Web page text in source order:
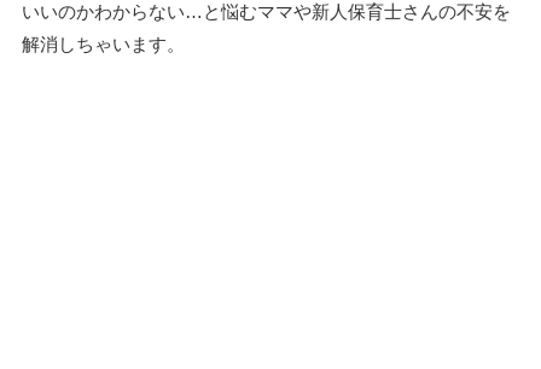
いいのかわからない…と悩むママや新人保育士さんの不安を
解消しちゃいます。